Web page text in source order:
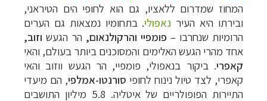
המחוז שמדרום ללאציו, גם הוא לחופי הים הטיראני,
ובירתו היא העיר נאפולי. בתחומיו נמצאות גם הערים
הרומיות שנחרבו – פומפיי והרקולנאום, הר הגעש וזוב,
אחד מהרי הגעש האלימים והמסוכנים ביותר בעולם, והאי
קאפרי. ביקור בנאפולי, פומפיי, הר הגעש ווזוב והאי
קאפרי, לצד טיול נינוח לחופי סורנטו-אמלפי, הם מיעדי
התיירות הפופולריים של איטליה.
5.8 מיליון התושבים